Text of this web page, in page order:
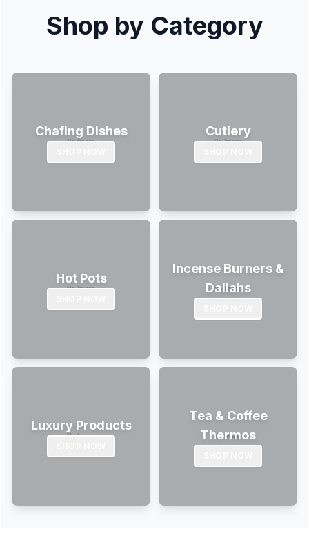
Shop by Category
Chafing Dishes Cutlery
Hot Pots
Incense Burners &
Dallahs
Luxury Products
Tea & Coffee
Thermos